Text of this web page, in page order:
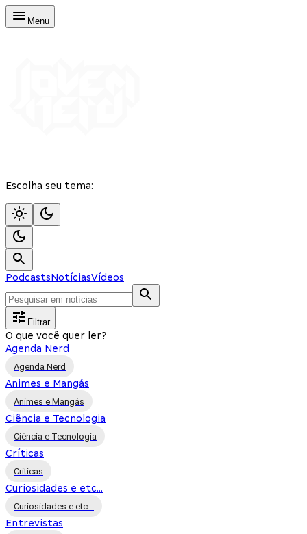
Menu
Escolha seu tema:
PodcastsNotíciasVídeos
Filtrar
O que você quer ler?
Agenda Nerd
Agenda Nerd
Animes e Mangás
Animes e Mangás
Ciência e Tecnologia
Ciência e Tecnologia
Críticas
Críticas
Curiosidades e etc...
Curiosidades e etc...
Entrevistas